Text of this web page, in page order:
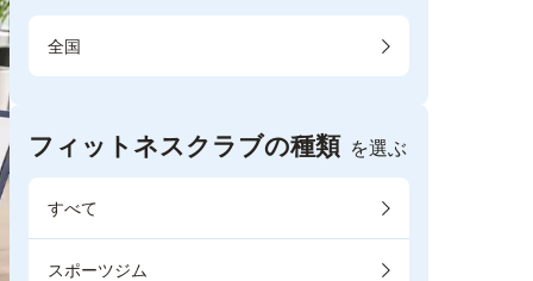
全国
フィットネスクラブの種類 を選ぶ
すべて
スポーツジム